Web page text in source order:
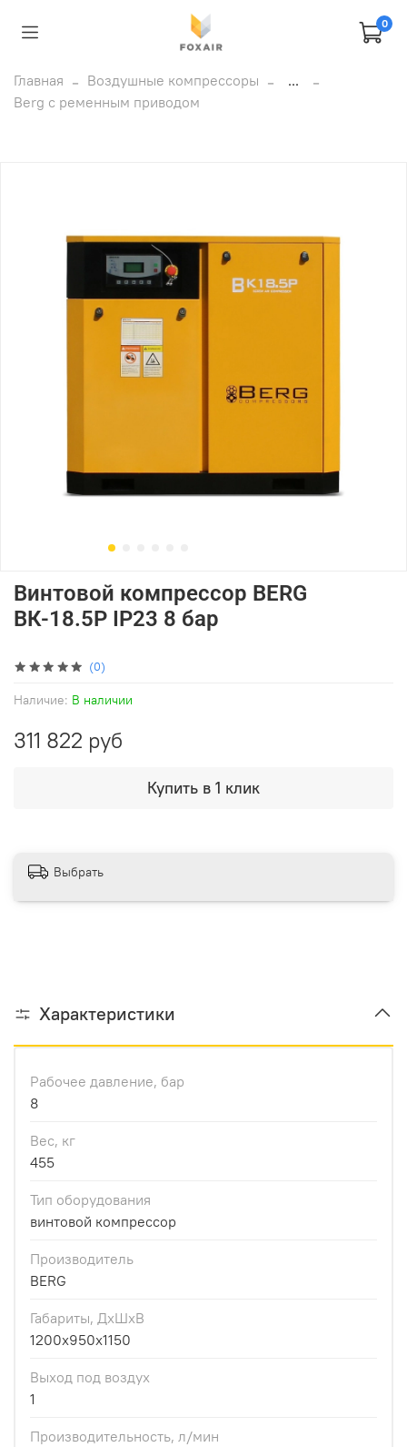
0
Главная Воздушные компрессоры
...
Berg с ременным приводом
(0)
Наличие: В наличии
Винтовой компрессор BERG
ВК-18.5Р IP23 8 бар
311 822 руб
Купить в 1 клик
Выбрать
Характеристики
Рабочее давление, бар
8
Вес, кг
455
Тип оборудования
винтовой компрессор
Производитель
BERG
Габариты, ДхШхВ
1200x950x1150
Выход под воздух
1
Производительность, л/мин